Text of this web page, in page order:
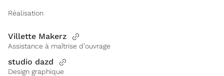
Réalisation
Villette Makerz
Assistance à maîtrise d’ouvrage
studio dazd
Design graphique